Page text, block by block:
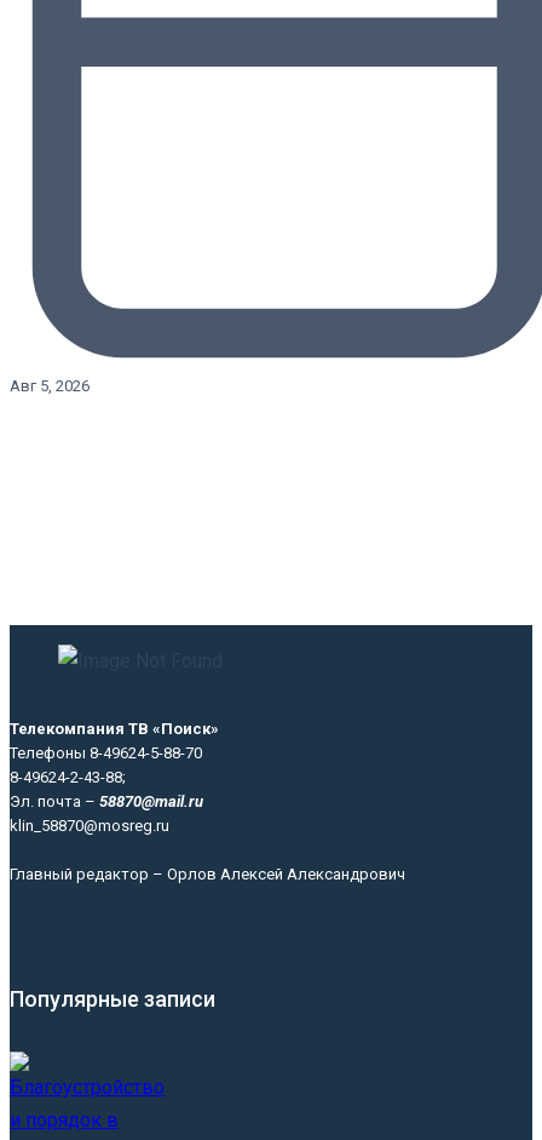
Авг 5, 2026
Телекомпания ТВ «Поиск»
Телефоны 8-49624-5-88-70
8-49624-2-43-88;
Эл. почта – 58870@mail.ru
klin_58870@mosreg.ru
Главный редактор – Орлов Алексей Александрович
Популярные записи